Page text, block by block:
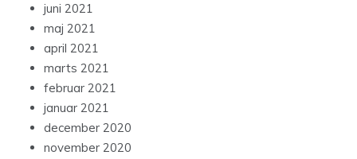
juni 2021
maj 2021
april 2021
marts 2021
februar 2021
januar 2021
december 2020
november 2020